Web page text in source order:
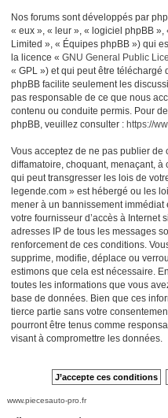
Nos forums sont développés par
« eux », « leur », « logiciel phpBB
Limited », « Équipes phpBB ») qui
la licence « GNU General Public
« GPL ») et qui peut être téléchargé
phpBB facilite seulement les
pas responsable de ce que nous
contenu ou conduite permis. Pour
phpBB, veuillez consulter : https://
Vous acceptez de ne pas publier
diffamatoire, choquant, menaçant,
qui peut transgresser les lois de
legende.com » est hébergé ou les
mener à un bannissement
votre fournisseur d’accès à Internet
adresses IP de tous les messages
renforcement de ces conditions.
supprime, modifie, déplace ou
estimons que cela est nécessaire.
toutes les informations que vous
base de données. Bien que ces
tierce partie sans votre
pourront être tenus comme
visant à compromettre les données.
www.piecesauto-pro.fr